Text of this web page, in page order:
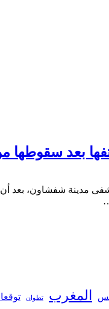
سقوطها من
مدينة شفشاون،
المغرب تطوان